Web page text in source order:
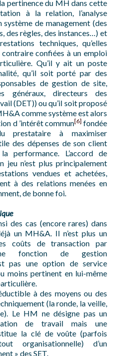
pertinence du MH dans cette
à la relation, l’analyse
système de management (des
des règles, des instances…) et
techniques, qu’elles
confiées à un emploi
Qu’il y ait un poste
qu’il soit porté par des
de gestion de site,
généraux, directeurs des
(DET)) ou qu’il soit proposé
comme système est alors
d ’intérêt commun[6] fondée
prestataire à maximiser
des dépenses de son client
performance. L’accord de
jeu n’est plus principalement
vendues et achetées,
à des relations menées en
de bonne foi.
des cas (encore rares) dans
un MH&A. Il n’est plus un
coûts de transaction par
fonction de gestion
pas une option de service
moins pertinent en lui-même
à des moyens ou des
(la ronde, la veille,
Le HM ne désigne pas un
de travail mais une
la clé de voûte (parfois
organisationnelle) d’un
» des SET.